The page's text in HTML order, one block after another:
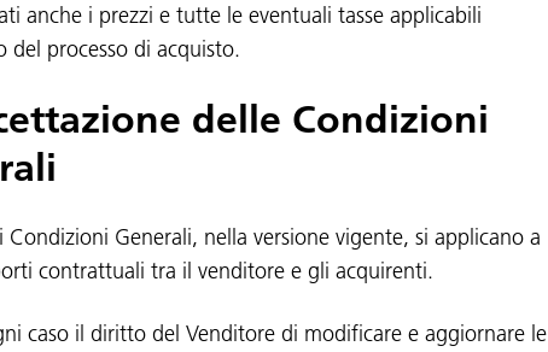
anche i prezzi e tutte le eventuali tasse applicabili
del processo di acquisto.
delle Condizioni
Condizioni Generali, nella versione vigente, si applicano a
contrattuali tra il venditore e gli acquirenti.
caso il diritto del Venditore di modificare e aggiornare le